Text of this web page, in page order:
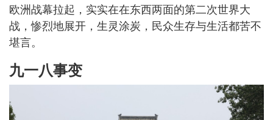
欧洲战幕拉起，实实在在东西两面的第二次世界大
战，惨烈地展开，生灵涂炭，民众生存与生活都苦不
堪言。
九一八事变